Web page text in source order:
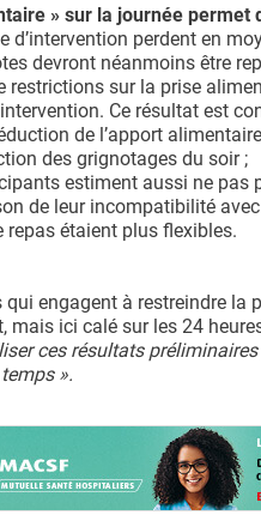
» sur la journée permet
d’intervention perdent en
devront néanmoins être
restrictions sur la prise
Ce résultat est
de l’apport
des grignotages du soir ;
estiment aussi ne
de leur incompatibilité
repas étaient plus flexibles.
engagent à restreindre la
mais ici calé sur les 24
ces résultats
».